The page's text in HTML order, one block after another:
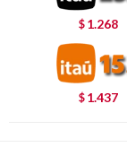
$ 1.268
$ 1.437